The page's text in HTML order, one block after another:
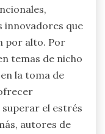
innovadores que
por alto. Por
temas de nicho
la toma de
el estrés
autores de